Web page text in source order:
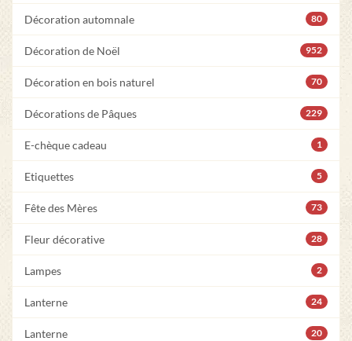
Décoration automnale 80
Décoration de Noël 952
Décoration en bois naturel 70
Décorations de Pâques 229
E-chèque cadeau 1
Etiquettes 5
Fête des Mères 73
Fleur décorative 28
Lampes 2
Lanterne 24
Lanterne 20